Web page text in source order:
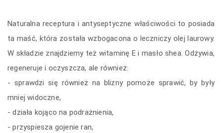
Naturalna receptura i antyseptyczne właściwości to posiada
ta maść, która została wzbogacona o leczniczy olej laurowy.
W składzie znajdziemy też witaminę E i masło shea. Odżywia,
regeneruje i oczyszcza, ale również:
- sprawdzi się również na blizny pomoże sprawić, by były
mniej widoczne,
- działa kojąco na podrażnienia,
- przyspiesza gojenie ran,